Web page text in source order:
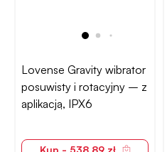
Lovense Gravity wibrator
posuwisty i rotacyjny – z
aplikacją, IPX6